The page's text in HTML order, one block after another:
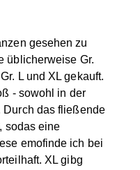
gesehen zu
üblicherweise Gr.
L und XL gekauft.
- sowohl in der
Durch das fließende
sodas eine
emofinde ich bei
XL gibg